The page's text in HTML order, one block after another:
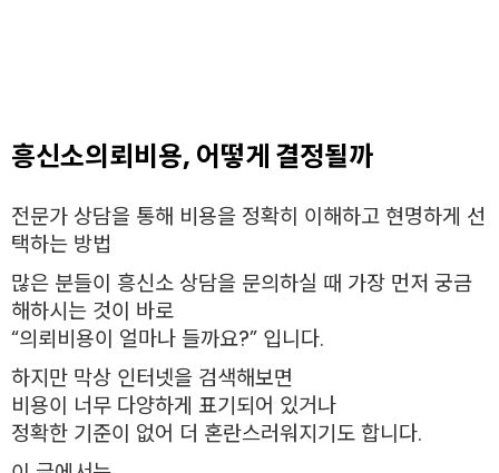
흥신소의뢰비용, 어떻게 결정될까
전문가 상담을 통해 비용을 정확히 이해하고 현명하게 선
택하는 방법
많은 분들이 흥신소 상담을 문의하실 때 가장 먼저 궁금
해하시는 것이 바로
“의뢰비용이 얼마나 들까요?” 입니다.
하지만 막상 인터넷을 검색해보면
비용이 너무 다양하게 표기되어 있거나
정확한 기준이 없어 더 혼란스러워지기도 합니다.